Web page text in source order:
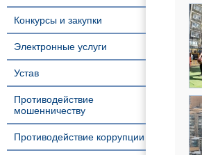
Конкурсы и закупки
Электронные услуги
Устав
Противодействие
мошенничеству
Противодействие коррупции